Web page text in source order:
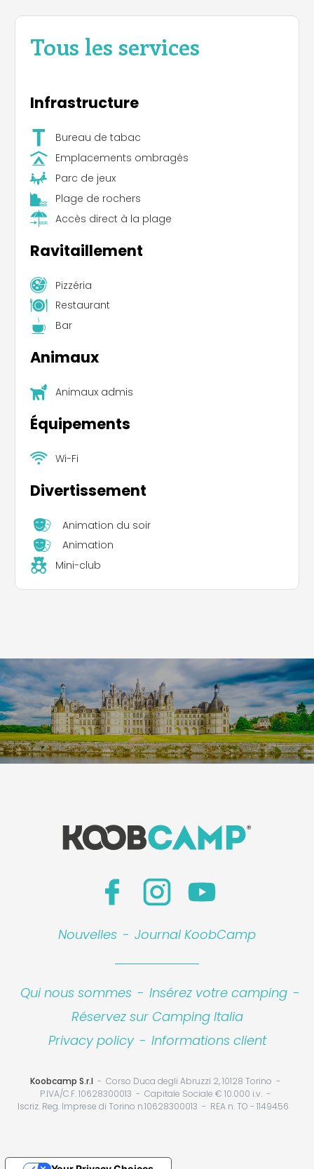
Tous les services
Infrastructure
Bureau de tabac
Emplacements ombragés
Parc de jeux
Plage de rochers
Accès direct à la plage
Ravitaillement
Pizzéria
Restaurant
Bar
Animaux
Animaux admis
Équipements
Wi-Fi
Divertissement
Animation du soir
Animation
Mini-club
Nouvelles - Journal KoobCamp
Qui nous sommes - Insérez votre camping -
Réservez sur Camping Italia
Privacy policy - Informations client
Koobcamp S.r.l
Corso Duca degli Abruzzi 2, 10128 Torino
P.IVA/C.F. 10628300013
Capitale Sociale € 10.000 i.v.
Iscriz. Reg. Imprese di Torino n.10628300013
REA n. TO - 1149456